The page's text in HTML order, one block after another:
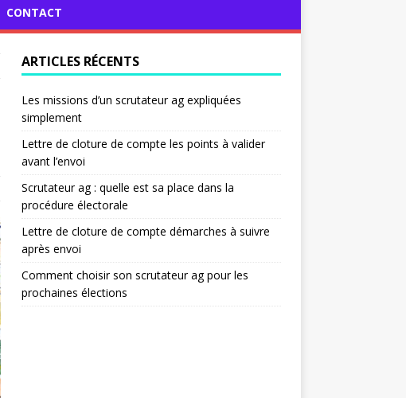
CONTACT
ARTICLES RÉCENTS
Les missions d’un scrutateur ag expliquées
simplement
Lettre de cloture de compte les points à valider
avant l’envoi
Scrutateur ag : quelle est sa place dans la
procédure électorale
Lettre de cloture de compte démarches à suivre
après envoi
Comment choisir son scrutateur ag pour les
prochaines élections